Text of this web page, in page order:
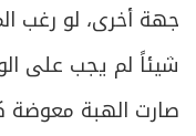
جهة أخرى، لو رغب
شيئاً لم يجب على
صارت الهبة معوضة
ص366 المطلب
367 المبحث